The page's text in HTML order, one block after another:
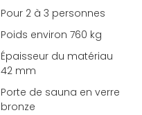
Pour 2 à 3 personnes
Poids environ 760 kg
Épaisseur du matériau
42 mm
Porte de sauna en verre
bronze